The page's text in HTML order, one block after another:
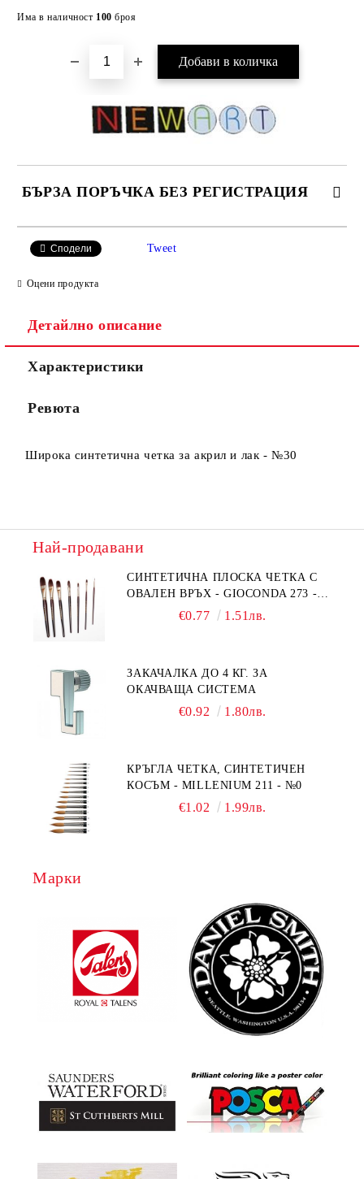
Има в наличност 100 броя
БЪРЗА ПОРЪЧКА БЕЗ РЕГИСТРАЦИЯ
Сподели Tweet
Оцени продукта
Детайлно описание
Характеристики
Ревюта
Широка синтетична четка за акрил и лак - №30
Най-продавани
СИНТЕТИЧНА ПЛОСКА ЧЕТКА С
ОВАЛЕН ВРЪХ - GIOCONDA 273 -
€0.77 1.51лв.
ЗАКАЧАЛКА ДО 4 КГ. ЗА
ОКАЧВАЩА СИСТЕМА
€0.92 1.80лв.
КРЪГЛА ЧЕТКА, СИНТЕТИЧЕН
КОСЪМ - MILLENIUM 211 - №0
€1.02 1.99лв.
Марки